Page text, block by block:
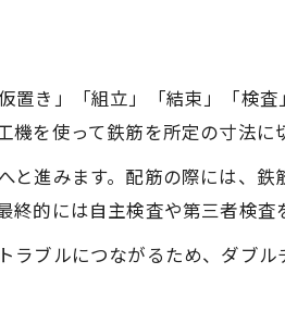
維持と効率化を両立する方法
鉄筋工のキャリア
資格の種類と取得メリット
士3級取得に向けた勉強法
資格が現場で活きる場面
リアアップをつなぐ資格活用
アップに直結するスキルとは
き」「組立」「結束」「検
を使って鉄筋を所定の寸法に
進みます。配筋の際には、
的には自主検査や第三者検査
ブルにつながるため、ダブル
い合わせはこちら
い合わせはこちら